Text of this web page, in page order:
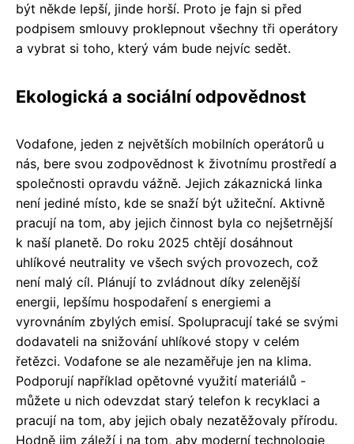
být někde lepší, jinde horší. Proto je fajn si před
podpisem smlouvy proklepnout všechny tři operátory
a vybrat si toho, který vám bude nejvíc sedět.
Ekologická a sociální odpovědnost
Vodafone, jeden z největších mobilních operátorů u
nás, bere svou zodpovědnost k životnímu prostředí a
společnosti opravdu vážně. Jejich zákaznická linka
není jediné místo, kde se snaží být užiteční. Aktivně
pracují na tom, aby jejich činnost byla co nejšetrnější
k naší planetě. Do roku 2025 chtějí dosáhnout
uhlíkové neutrality ve všech svých provozech, což
není malý cíl. Plánují to zvládnout díky zelenější
energii, lepšímu hospodaření s energiemi a
vyrovnáním zbylých emisí. Spolupracují také se svými
dodavateli na snižování uhlíkové stopy v celém
řetězci. Vodafone se ale nezaměřuje jen na klima.
Podporují například opětovné využití materiálů -
můžete u nich odevzdat starý telefon k recyklaci a
pracují na tom, aby jejich obaly nezatěžovaly přírodu.
Hodně jim záleží i na tom, aby moderní technologie